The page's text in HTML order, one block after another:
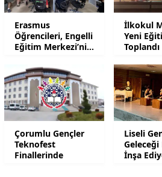
Erasmus
Öğrencileri, Engelli
Eğitim Merkezi’ni
İlkokul
Yeni
Toplandı
Çorumlu Gençler
Teknofest
Finallerinde
Liseli
İnşa